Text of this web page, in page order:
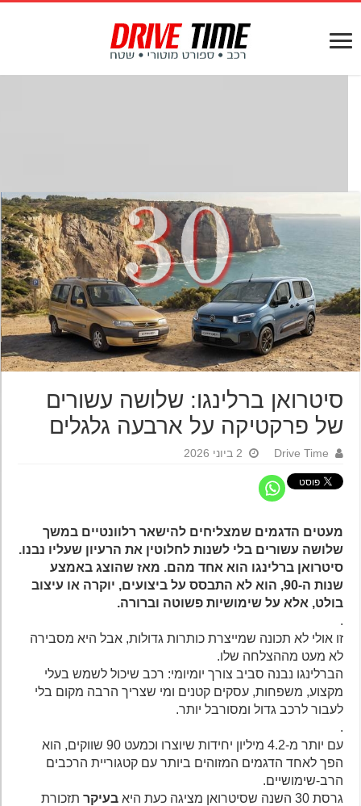
סיטרואן ברלינגו:‏ שלושה עשורים
של פרקטיקה על ארבעה גלגלים
Drive Time 2 ביוני 2026
מעטים הדגמים שמצליחים להישאר רלוונטיים במשך
שלושה עשורים בלי לשנות לחלוטין את הרעיון שעליו נבנו.
סיטרואן ברלינגו הוא אחד מהם. מאז שהוצג באמצע
שנות ה-90, הוא לא התבסס על ביצועים, יוקרה או עיצוב
בולט, אלא על שימושיות פשוטה וברורה.
זו אולי לא תכונה שמייצרת כותרות גדולות, אבל היא מסבירה
לא מעט מההצלחה שלו.
הברלינגו נבנה סביב צורך יומיומי: רכב שיכול לשמש בעלי
מקצוע, משפחות, עסקים קטנים ומי שצריך הרבה מקום בלי
לעבור לרכב גדול ומסורבל יותר.
עם יותר מ-4.2 מיליון יחידות שיוצרו וכמעט 90 שווקים, הוא
הפך לאחד הדגמים המזוהים ביותר עם קטגוריית הרכבים
הרב-שימושיים.
גרסת 30 השנה שסיטרואן מציגה כעת היא
בעיקרתזכורת